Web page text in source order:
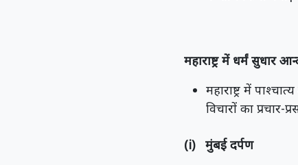
महाराष्ट्र में धर्मं सुधार
महाराष्ट्र में
विचारों का प्रचार-
(i) मुंबई दर्पण